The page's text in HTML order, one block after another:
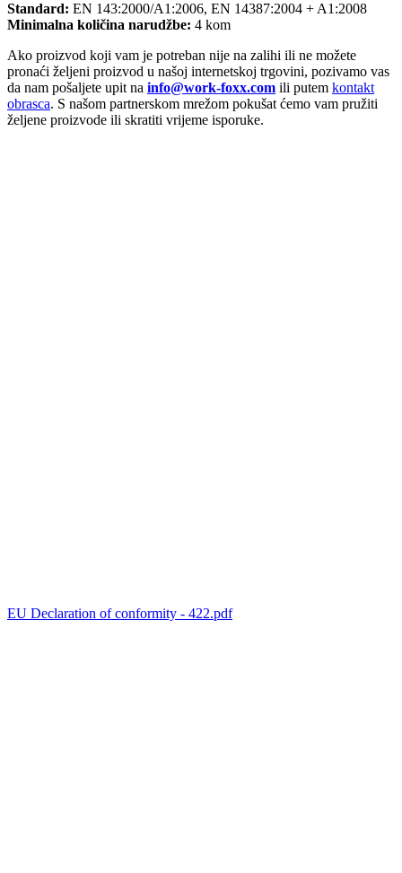
Standard: EN 143:2000/A1:2006, EN 14387:2004 + A1:2008
Minimalna količina narudžbe: 4 kom
Ako proizvod koji vam je potreban nije na zalihi ili ne možete
pronaći željeni proizvod u našoj internetskoj trgovini, pozivamo vas
da nam pošaljete upit na info@work-foxx.com ili putem kontakt
obrasca. S našom partnerskom mrežom pokušat ćemo vam pružiti
željene proizvode ili skratiti vrijeme isporuke.
EU Declaration of conformity - 422.pdf